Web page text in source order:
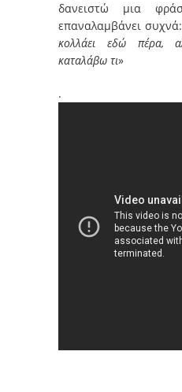
δανειστώ μια
επαναλαμβάνει
κολλάει εδώ πέρα,
καταλάβω τι»
.